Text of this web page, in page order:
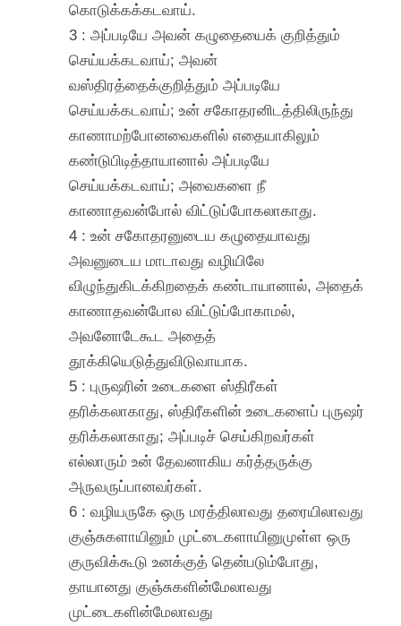
கொடுக்கக்கடவாய்.
3 : அப்படியே அவன் கழுதையைக் குறித்தும்
செய்யக்கடவாய்; அவன்
வஸ்திரத்தைக்குறித்தும் அப்படியே
செய்யக்கடவாய்; உன் சகோதரனிடத்திலிருந்து
காணாமற்போனவைகளில் எதையாகிலும்
கண்டுபிடித்தாயானால் அப்படியே
செய்யக்கடவாய்; அவைகளை நீ
காணாதவன்போல் விட்டுப்போகலாகாது.
4 : உன் சகோதரனுடைய கழுதையாவது
அவனுடைய மாடாவது வழியிலே
விழுந்துகிடக்கிறதைக் கண்டாயானால், அதைக்
காணாதவன்போல விட்டுப்போகாமல்,
அவனோடேகூட அதைத்
தூக்கியெடுத்துவிடுவாயாக.
5 : புருஷரின் உடைகளை ஸ்திரீகள்
தரிக்கலாகாது, ஸ்திரீகளின் உடைகளைப் புருஷர்
தரிக்கலாகாது; அப்படிச் செய்கிறவர்கள்
எல்லாரும் உன் தேவனாகிய கர்த்தருக்கு
அருவருப்பானவர்கள்.
6 : வழியருகே ஒரு மரத்திலாவது தரையிலாவது
குஞ்சுகளாயினும் முட்டைகளாயினுமுள்ள ஒரு
குருவிக்கூடு உனக்குத் தென்படும்போது,
தாயானது குஞ்சுகளின்மேலாவது
முட்டைகளின்மேலாவது